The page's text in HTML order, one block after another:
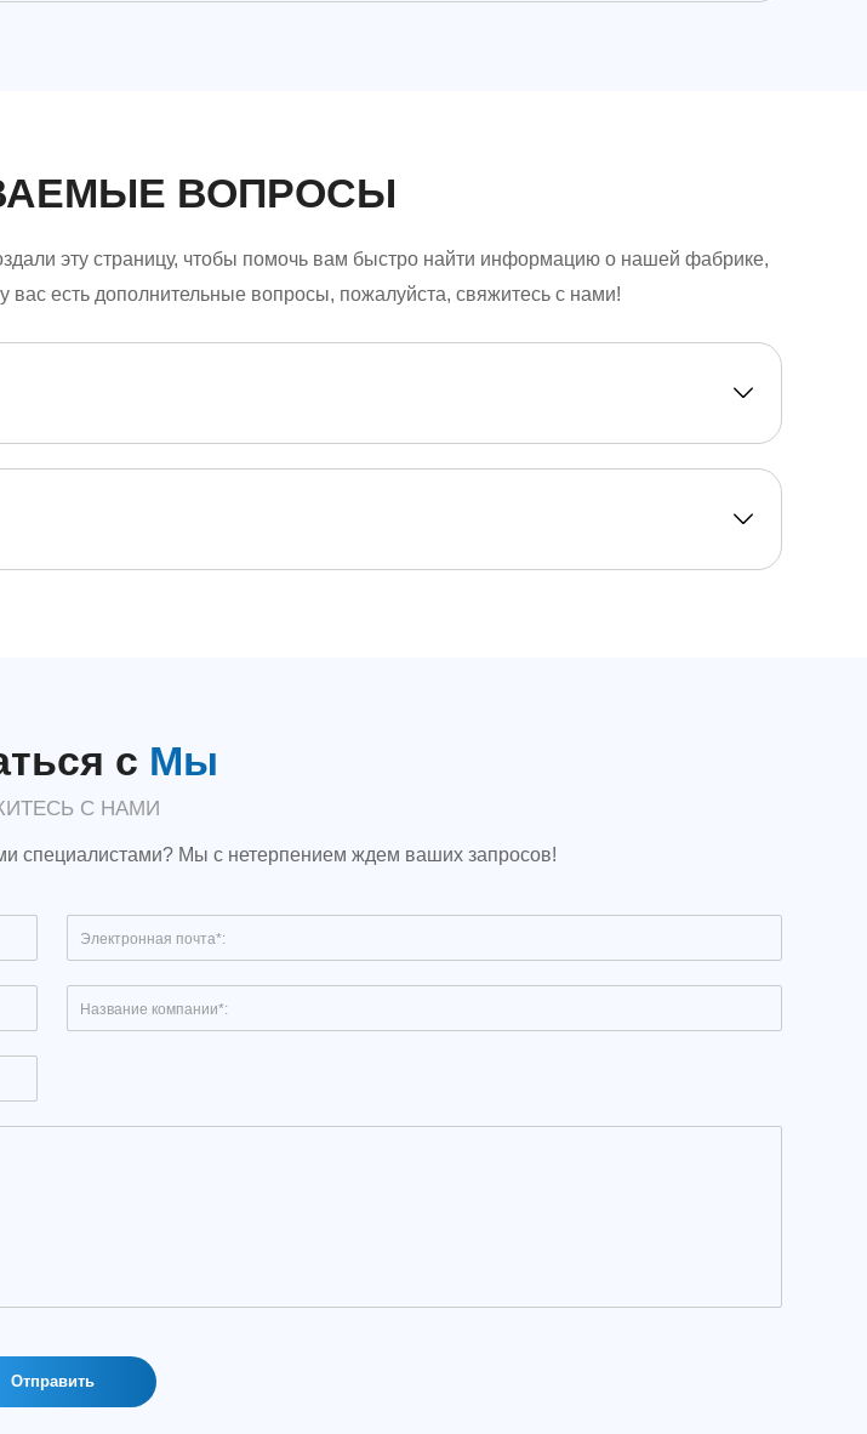
ВОПРОСЫ
эту страницу, чтобы помочь вам быстро найти информацию о нашей фабрике,
вас есть дополнительные вопросы, пожалуйста, свяжитесь с нами!
с Мы
С НАМИ
специалистами? Мы с нетерпением ждем ваших запросов!
Отправить